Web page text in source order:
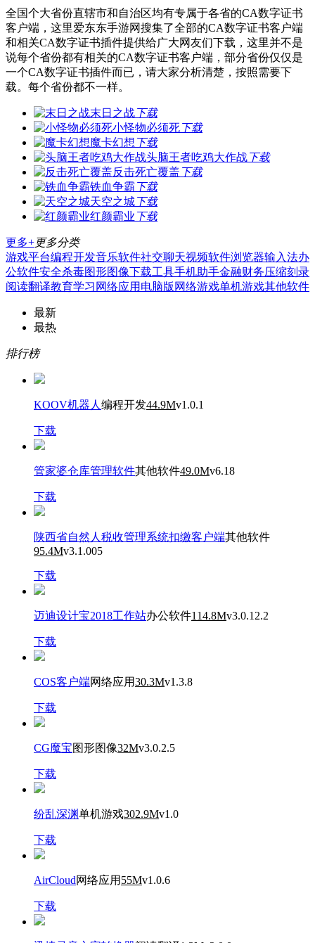
全国个大省份直辖市和自治区均有专属于各省的CA数字证书
客户端，这里爱东东手游网搜集了全部的CA数字证书客户端
和相关CA数字证书插件提供给广大网友们下载，这里并不是
说每个省份都有相关的CA数字证书客户端，部分省份仅仅是
一个CA数字证书插件而已，请大家分析清楚，按照需要下
载。每个省份都不一样。
末日之战下载
小怪物必须死下载
魔卡幻想 下载
头脑王者吃鸡大作战下载
反击死亡覆盖 下载
铁血争霸 下载
天空之城下载
红颜霸业 下载
更多+更多分类
游戏平台编程开发音乐软件社交聊天视频软件浏览器输入法办
公软件安全杀毒图形图像下载工具手机助手金融财务压缩刻录
阅读翻译教育学习 网络应用 电脑版 网络游戏单机游戏其他软件
最新
最热
排行榜
KOOV机器人 编程开发44.9Mv1.0.1
下载
管家婆仓库管理软件其他软件49.0Mv6.18
下载
陕西省自然人税收管理系统扣缴客户端其他软件
95.4Mv3.1.005
下载
迈迪设计宝2018工作站办公软件114.8Mv3.0.12.2
下载
COS客户端网络应用30.3Mv1.3.8
下载
CG魔宝图形图像32Mv3.0.2.5
下载
纷乱深渊单机游戏302.9Mv1.0
下载
AirCloud网络应用 55Mv1.0.6
下载